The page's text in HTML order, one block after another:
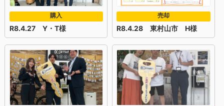
購入
R8.4.27 Y・T様
売却
R8.4.28 東村山市 H様